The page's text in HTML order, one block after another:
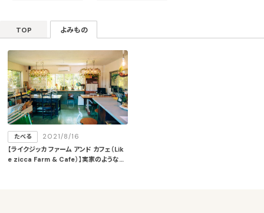
TOP よみもの
たべる
2021/8/16
【ライクジッカ ファーム アンド カフェ（Lik
e zicca Farm & Cafe）】実家のような居